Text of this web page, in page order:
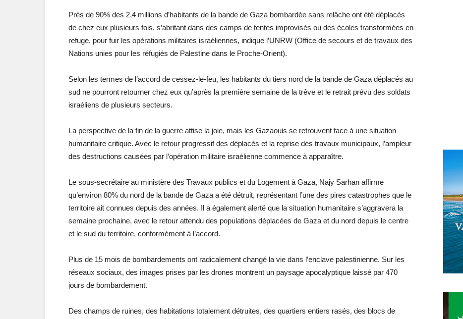
Près de 90% des 2,4 millions d’habitants de la bande de Gaza bombardée sans relâche ont été déplacés
de chez eux plusieurs fois, s’abritant dans des camps de tentes improvisés ou des écoles transformées en
refuge, pour fuir les opérations militaires israéliennes, indique l’UNRW (Office de secours et de travaux des
Nations unies pour les réfugiés de Palestine dans le Proche-Orient).
Selon les termes de l’accord de cessez-le-feu, les habitants du tiers nord de la bande de Gaza déplacés au
sud ne pourront retourner chez eux qu’après la première semaine de la trêve et le retrait prévu des soldats
israéliens de plusieurs secteurs.
La perspective de la fin de la guerre attise la joie, mais les Gazaouis se retrouvent face à une situation
humanitaire critique. Avec le retour progressif des déplacés et la reprise des travaux municipaux, l’ampleur
des destructions causées par l’opération militaire israélienne commence à apparaître.
Le sous-secrétaire au ministère des Travaux publics et du Logement à Gaza, Najy Sarhan affirme
qu’environ 80% du nord de la bande de Gaza a été détruit, représentant l’une des pires catastrophes que le
territoire ait connues depuis des années. Il a également alerté que la situation humanitaire s’aggravera la
semaine prochaine, avec le retour attendu des populations déplacées de Gaza et du nord depuis le centre
et le sud du territoire, conformément à l’accord.
Plus de 15 mois de bombardements ont radicalement changé la vie dans l’enclave palestinienne. Sur les
réseaux sociaux, des images prises par les drones montrent un paysage apocalyptique laissé par 470
jours de bombardement.
Des champs de ruines, des habitations totalement détruites, des quartiers entiers rasés, des blocs de